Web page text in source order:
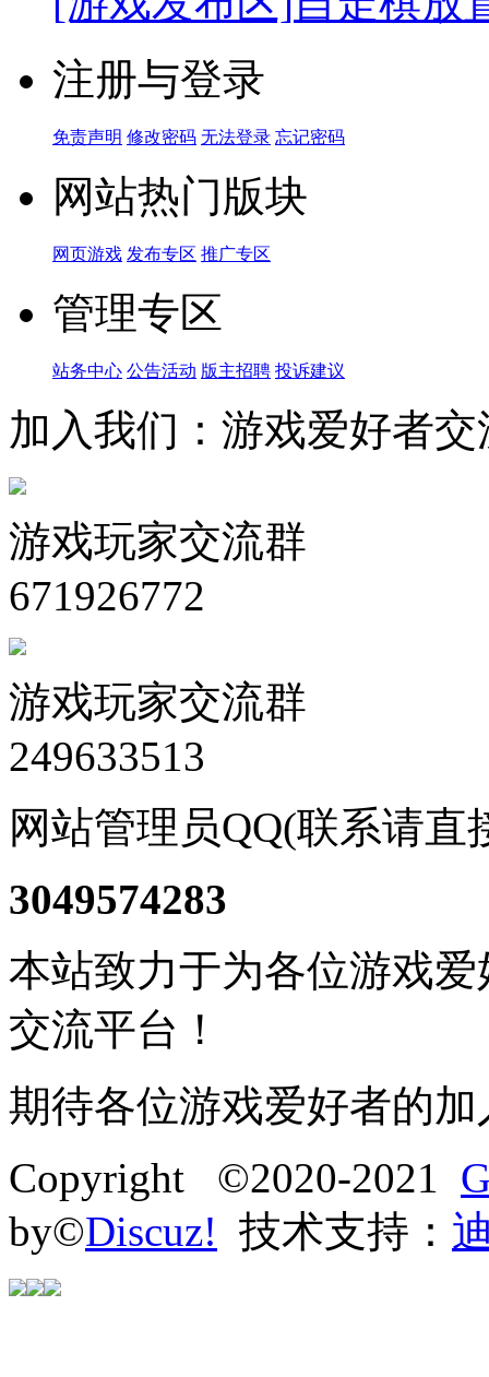
注册与登录
免责声明 修改密码 无法登录 忘记密码
网站热门版块
网页游戏 发布专区 推广专区
管理专区
站务中心 公告活动 版主招聘 投诉建议
加入我们：游戏爱好者交
游戏玩家交流群
671926772
游戏玩家交流群
249633513
网站管理员QQ(联系请直
3049574283
本站致力于为各位游戏
交流平台！
期待各位游戏爱好者的加
Copyright ©2020-2021
by©Discuz! 技术支持：